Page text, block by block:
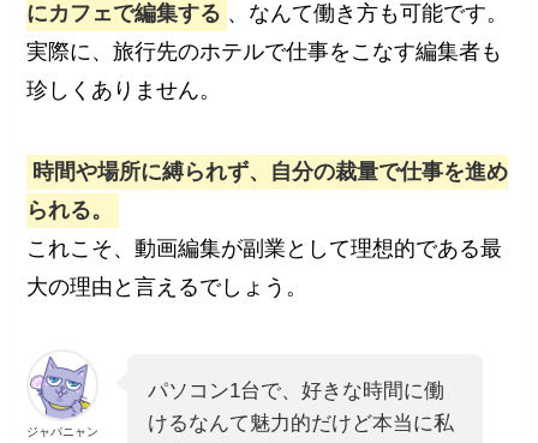
にカフェで編集する 、なんて働き方も可能です。
実際に、旅行先のホテルで仕事をこなす編集者も
珍しくありません。
時間や場所に縛られず、自分の裁量で仕事を進め
られる。
これこそ、動画編集が副業として理想的である最
大の理由と言えるでしょう。
ジャパニャン
パソコン1台で、好きな時間に働
けるなんて魅力的だけど本当に私